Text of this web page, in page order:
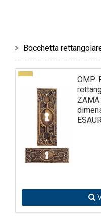
Bocchetta
OMP